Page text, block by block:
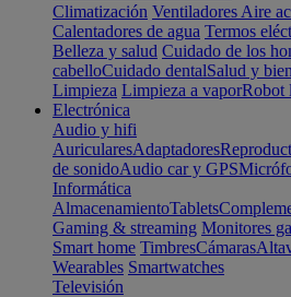
Climatización Ventiladores Aire
Calentadores de agua Termos
Belleza y salud Cuidado de los
cabelloCuidado dentalSalud y
Limpieza Limpieza a vaporRobot
Electrónica
Audio y hifi
AuricularesAdaptadores
de sonidoAudio car y GPS
Informática
AlmacenamientoTablets
Gaming & streaming Monitores
Smart home TimbresCámaras
Wearables Smartwatches
Televisión